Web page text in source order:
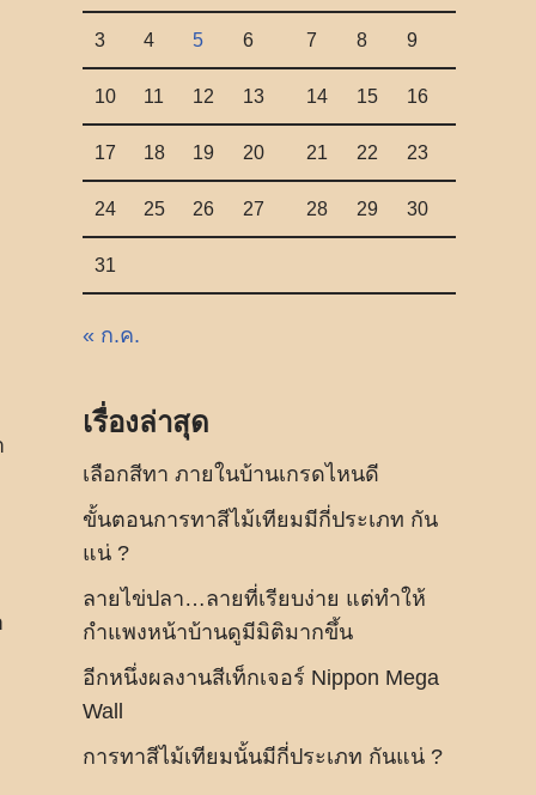
3 4 5 6 7 8 9
10 11 12 13 14 15 16
17 18 19 20 21 22 23
24 25 26 27 28 29 30
31
« ก.ค.
เรื่องล่าสุด
เลือกสีทา ภายในบ้านเกรดไหนดี
ขั้นตอนการทาสีไม้เทียมมีกี่ประเภท กัน
แน่ ?
ลายไข่ปลา…ลายที่เรียบง่าย แต่ทำให้
กำแพงหน้าบ้านดูมีมิติมากขึ้น
อีกหนึ่งผลงานสีเท็กเจอร์ Nippon Mega
Wall
การทาสีไม้เทียมนั้นมีกี่ประเภท กันแน่ ?